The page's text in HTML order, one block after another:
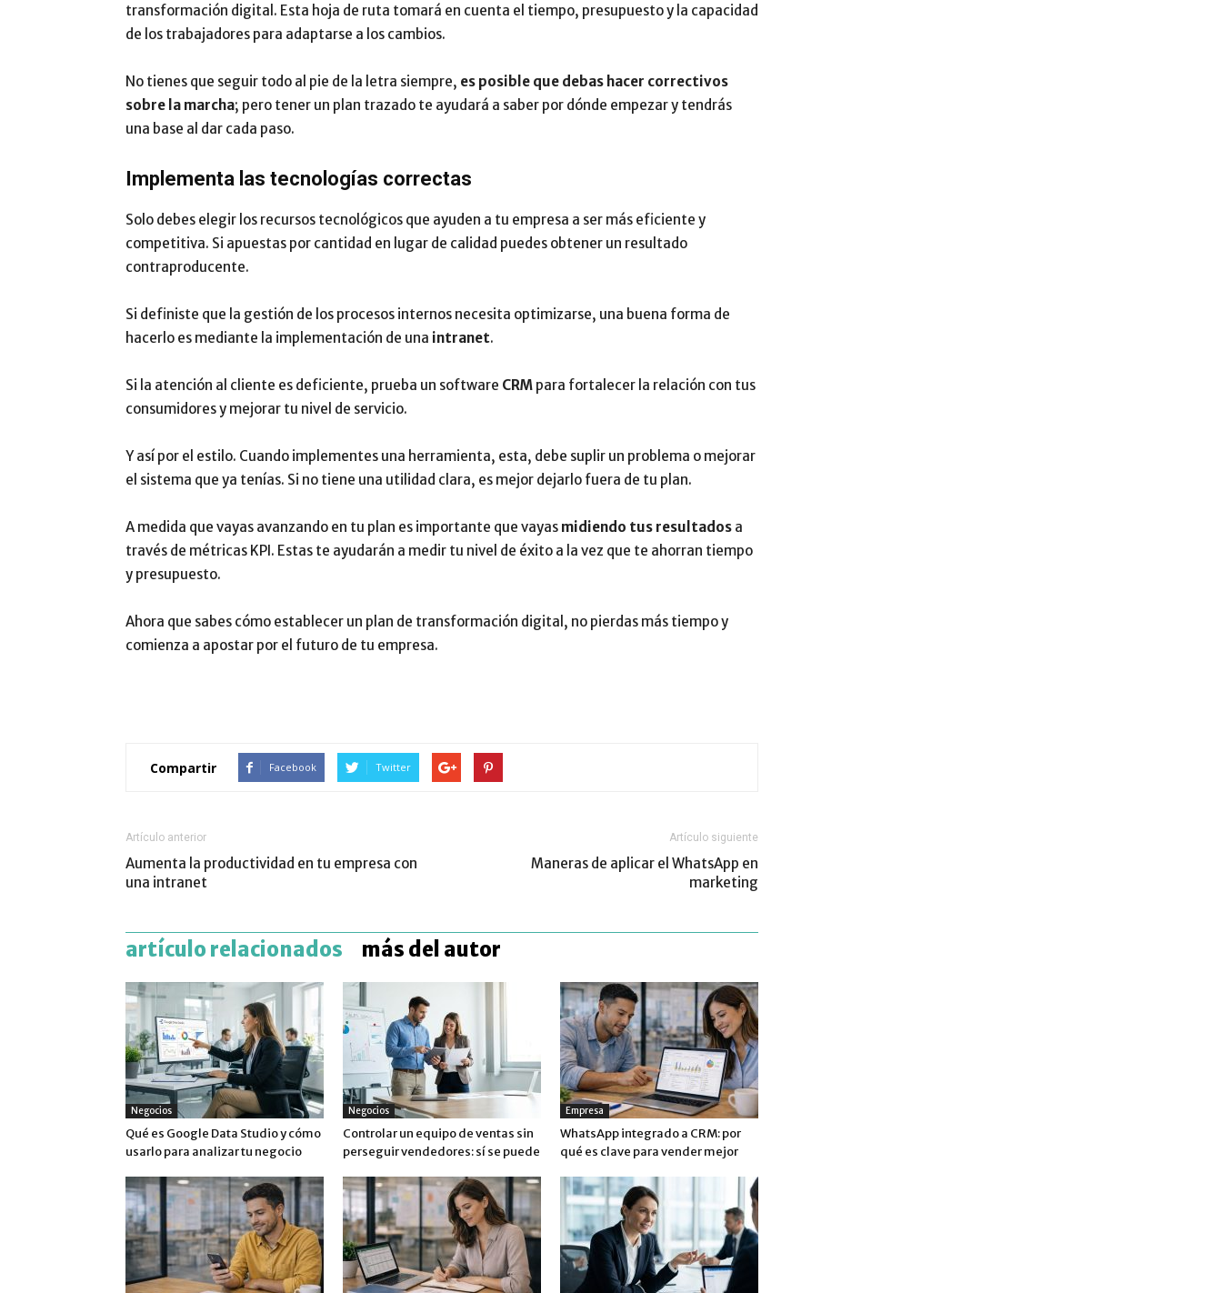
transformación digital. Esta hoja de ruta tomará en cuenta el tiempo, presupuesto y la capacidad
de los trabajadores para adaptarse a los cambios.
No tienes que seguir todo al pie de la letra siempre, es posible que debas hacer correctivos
sobre la marcha; pero tener un plan trazado te ayudará a saber por dónde empezar y tendrás
una base al dar cada paso.
Implementa las tecnologías correctas
Solo debes elegir los recursos tecnológicos que ayuden a tu empresa a ser más eficiente y
competitiva. Si apuestas por cantidad en lugar de calidad puedes obtener un resultado
contraproducente.
Si definiste que la gestión de los procesos internos necesita optimizarse, una buena forma de
hacerlo es mediante la implementación de una intranet.
Si la atención al cliente es deficiente, prueba un software CRM para fortalecer la relación con tus
consumidores y mejorar tu nivel de servicio.
Y así por el estilo. Cuando implementes una herramienta, esta, debe suplir un problema o mejorar
el sistema que ya tenías. Si no tiene una utilidad clara, es mejor dejarlo fuera de tu plan.
A medida que vayas avanzando en tu plan es importante que vayas midiendo tus resultados a
través de métricas KPI. Estas te ayudarán a medir tu nivel de éxito a la vez que te ahorran tiempo
y presupuesto.
Ahora que sabes cómo establecer un plan de transformación digital, no pierdas más tiempo y
comienza a apostar por el futuro de tu empresa.
Compartir Facebook Twitter
Artículo anterior
Aumenta la productividad en tu empresa con
una intranet
Artículo siguiente
Maneras de aplicar el WhatsApp en
marketing
artículo relacionados más del autor
Negocios
Qué es Google Data Studio y cómo
usarlo para analizar tu negocio
Negocios
Controlar un equipo de ventas sin
perseguir vendedores: sí se puede
Empresa
WhatsApp integrado a CRM: por
qué es clave para vender mejor